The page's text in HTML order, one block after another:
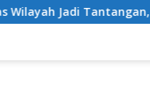
Jadi Tantangan, Regu